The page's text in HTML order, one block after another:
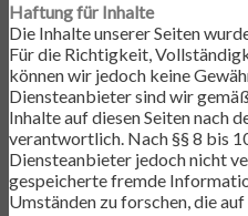
Haftung für Inhalte
Die Inhalte unserer Seiten
Für die Richtigkeit,
können wir jedoch keine
Diensteanbieter sind wir
Inhalte auf diesen Seiten nach
verantwortlich. Nach §§ 8 bis
Diensteanbieter jedoch nicht
gespeicherte fremde
Umständen zu forschen, die